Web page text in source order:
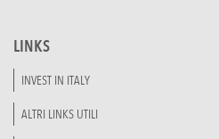
LINKS
INVEST IN ITALY
ALTRI LINKS UTILI